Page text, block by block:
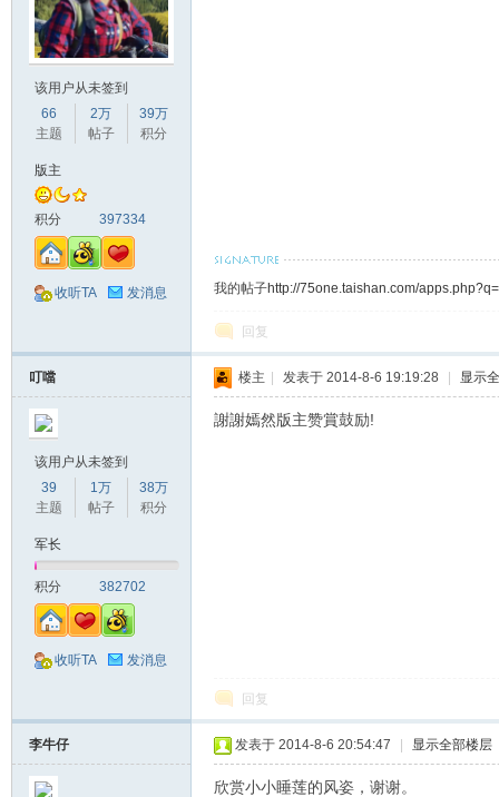
该用户从未签到
66
主题
2万
帖子
39万
积分
版主
积分 397334
收听TA 发消息 我的帖子http://75one.taishan.com/
回复
叮噹
该用户从未签到
39
主题
1万
帖子
38万
积分
军长
积分 382702
收听TA 发消息
楼主 发表于 2014-8-6 19:19:28 显示
謝謝嫣然版主赞賞鼓励!
回复
李牛仔 发表于 2014-8-6 20:54:47 显示全部楼层
欣赏小小睡莲的风姿，谢谢。